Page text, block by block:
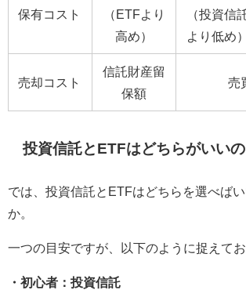
保有コスト
（ETFより
高め）
（投資信
より低め）
売却コスト
信託財産留
保額
売
投資信託とETFはどちらがいいの
では、投資信託とETFはどちらを選べば
か。
一つの目安ですが、以下のように捉えてお
・初心者：投資信託